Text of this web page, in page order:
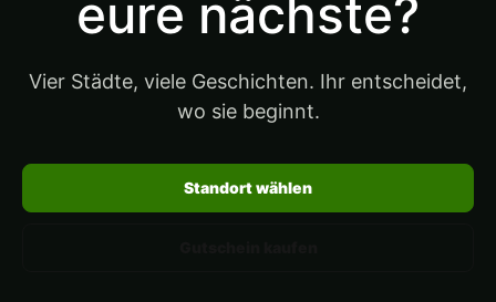
eure nächste?
Vier Städte, viele Geschichten. Ihr entscheidet,
wo sie beginnt.
Standort wählen